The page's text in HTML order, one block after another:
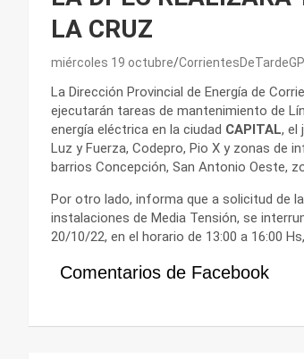
LA CRUZ
miércoles 19 octubre CorrientesDeTardeGP
La Dirección Provincial de Energía de
ejecutarán tareas de mantenimiento de
energía eléctrica en la ciudad CAPITAL, el
Luz y Fuerza, Codepro, Pio X y zonas de
barrios Concepción, San Antonio Oeste,
Por otro lado, informa que a solicitud de
instalaciones de Media Tensión, se
20/10/22, en el horario de 13:00 a 16:00
Comentarios de Facebook